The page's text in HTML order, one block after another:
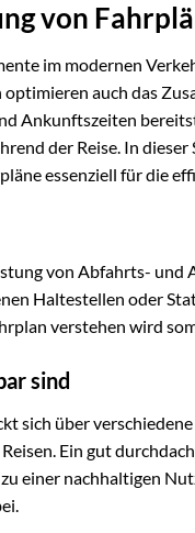
von
im modernen
auch das
Ankunftszeiten
der Reise. In
essenziell für die
von Abfahrts-
Haltestellen oder
verstehen wird
sind
sich über
Ein gut
einer nachhaltigen